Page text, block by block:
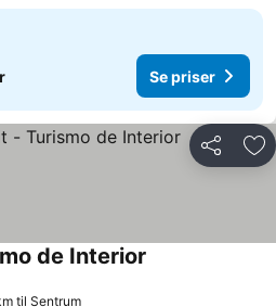
Se priser
Del
de Interior
til Sentrum